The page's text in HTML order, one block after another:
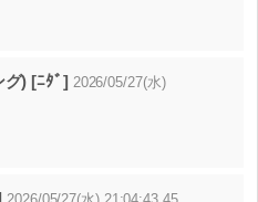
グ) [ﾆﾀﾞ] 2026/05/27(水)